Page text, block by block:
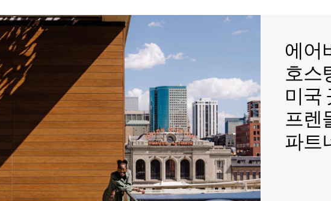
에어
에어
호스
미국
프렌
파트